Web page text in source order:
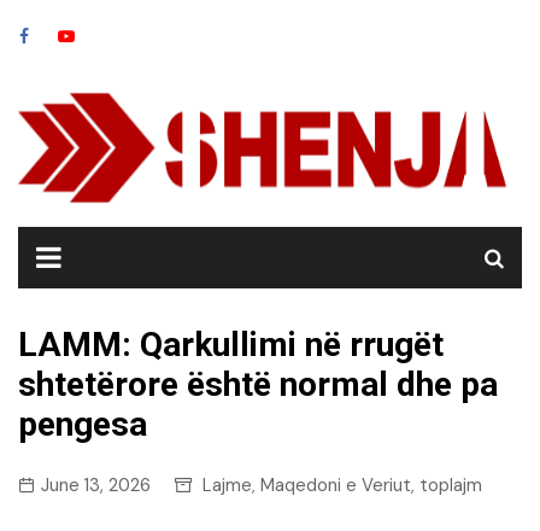
LAMM: Qarkullimi në rrugët
shtetërore është normal dhe pa
pengesa
June 13, 2026 Lajme, Maqedoni e Veriut, toplajm